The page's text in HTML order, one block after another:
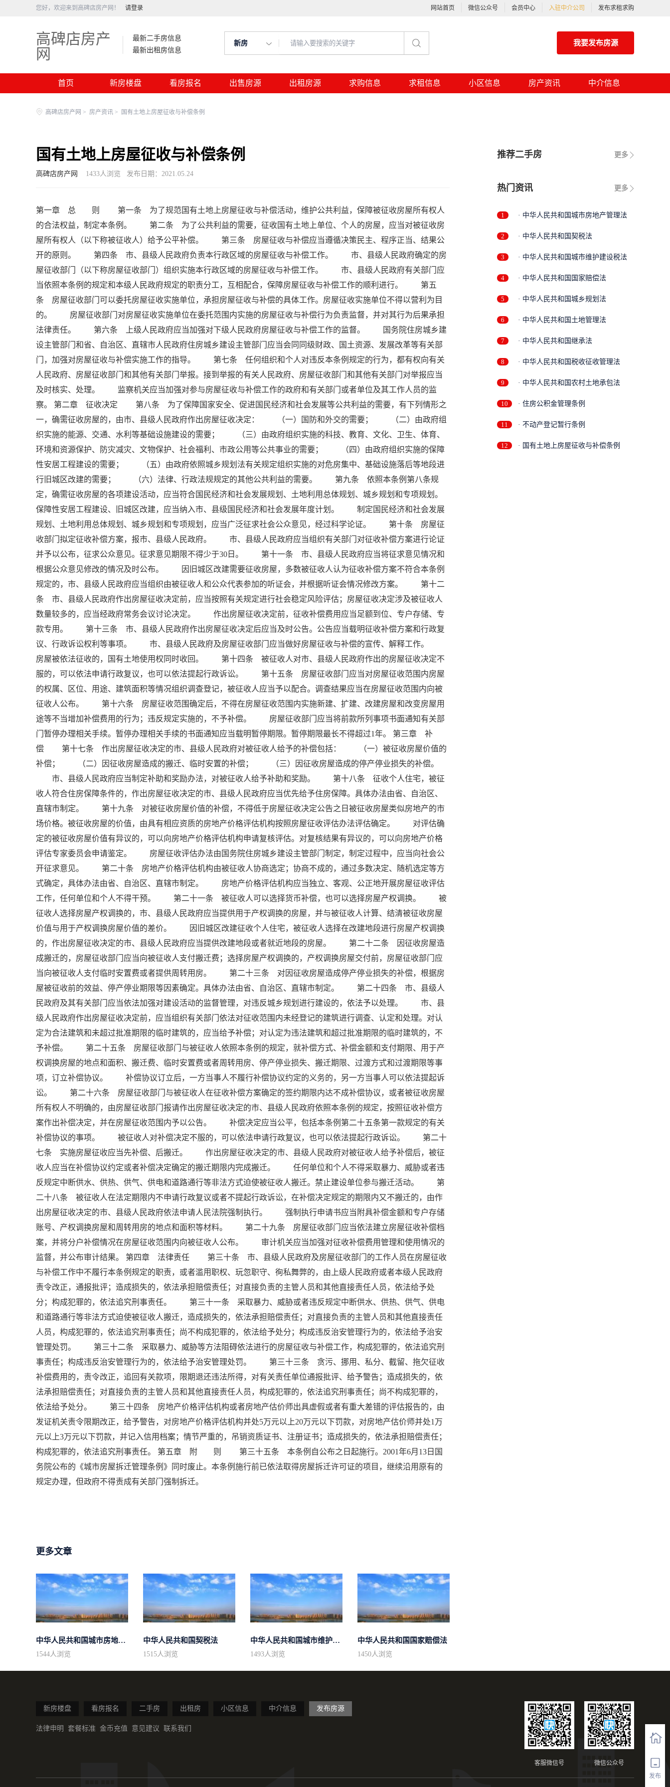
您好，欢迎来到高碑店房产网！ 请登录 网站首页 微信公众号 会员中心 入驻中介公司 发布求租求购
高碑店房产
网
最新二手房信息
最新出租房信息
新房 我要发布房源
首页 新房楼盘 看房报名 出售房源 出租房源 求购信息 求租信息 小区信息 房产资讯 中介信息
发布
高碑店房产网 > 房产资讯 > 国有土地上房屋征收与补偿条例
国有土地上房屋征收与补偿条例
高碑店房产网 1433人浏览 发布日期：2021.05.24
第一章 总 则 第一条 为了规范国有土地上房屋征收与补偿活动，维护公共利益，保障被征收房屋所有权人
的合法权益，制定本条例。 第二条 为了公共利益的需要，征收国有土地上单位、个人的房屋，应当对被征收房
屋所有权人（以下称被征收人）给予公平补偿。 第三条 房屋征收与补偿应当遵循决策民主、程序正当、结果公
开的原则。 第四条 市、县级人民政府负责本行政区域的房屋征收与补偿工作。 市、县级人民政府确定的房
屋征收部门（以下称房屋征收部门）组织实施本行政区域的房屋征收与补偿工作。 市、县级人民政府有关部门应
当依照本条例的规定和本级人民政府规定的职责分工，互相配合，保障房屋征收与补偿工作的顺利进行。 第五
条 房屋征收部门可以委托房屋征收实施单位，承担房屋征收与补偿的具体工作。房屋征收实施单位不得以营利为目
的。 房屋征收部门对房屋征收实施单位在委托范围内实施的房屋征收与补偿行为负责监督，并对其行为后果承担
法律责任。 第六条 上级人民政府应当加强对下级人民政府房屋征收与补偿工作的监督。 国务院住房城乡建
设主管部门和省、自治区、直辖市人民政府住房城乡建设主管部门应当会同同级财政、国土资源、发展改革等有关部
门，加强对房屋征收与补偿实施工作的指导。 第七条 任何组织和个人对违反本条例规定的行为，都有权向有关
人民政府、房屋征收部门和其他有关部门举报。接到举报的有关人民政府、房屋征收部门和其他有关部门对举报应当
及时核实、处理。 监察机关应当加强对参与房屋征收与补偿工作的政府和有关部门或者单位及其工作人员的监
察。 第二章 征收决定 第八条 为了保障国家安全、促进国民经济和社会发展等公共利益的需要，有下列情形之
一，确需征收房屋的，由市、县级人民政府作出房屋征收决定： （一）国防和外交的需要； （二）由政府组
织实施的能源、交通、水利等基础设施建设的需要； （三）由政府组织实施的科技、教育、文化、卫生、体育、
环境和资源保护、防灾减灾、文物保护、社会福利、市政公用等公共事业的需要； （四）由政府组织实施的保障
性安居工程建设的需要； （五）由政府依照城乡规划法有关规定组织实施的对危房集中、基础设施落后等地段进
行旧城区改建的需要； （六）法律、行政法规规定的其他公共利益的需要。 第九条 依照本条例第八条规
定，确需征收房屋的各项建设活动，应当符合国民经济和社会发展规划、土地利用总体规划、城乡规划和专项规划。
保障性安居工程建设、旧城区改建，应当纳入市、县级国民经济和社会发展年度计划。 制定国民经济和社会发展
规划、土地利用总体规划、城乡规划和专项规划，应当广泛征求社会公众意见，经过科学论证。 第十条 房屋征
收部门拟定征收补偿方案，报市、县级人民政府。 市、县级人民政府应当组织有关部门对征收补偿方案进行论证
并予以公布，征求公众意见。征求意见期限不得少于30日。 第十一条 市、县级人民政府应当将征求意见情况和
根据公众意见修改的情况及时公布。 因旧城区改建需要征收房屋，多数被征收人认为征收补偿方案不符合本条例
规定的，市、县级人民政府应当组织由被征收人和公众代表参加的听证会，并根据听证会情况修改方案。 第十二
条 市、县级人民政府作出房屋征收决定前，应当按照有关规定进行社会稳定风险评估；房屋征收决定涉及被征收人
数量较多的，应当经政府常务会议讨论决定。 作出房屋征收决定前，征收补偿费用应当足额到位、专户存储、专
款专用。 第十三条 市、县级人民政府作出房屋征收决定后应当及时公告。公告应当载明征收补偿方案和行政复
议、行政诉讼权利等事项。 市、县级人民政府及房屋征收部门应当做好房屋征收与补偿的宣传、解释工作。
房屋被依法征收的，国有土地使用权同时收回。 第十四条 被征收人对市、县级人民政府作出的房屋征收决定不
服的，可以依法申请行政复议，也可以依法提起行政诉讼。 第十五条 房屋征收部门应当对房屋征收范围内房屋
的权属、区位、用途、建筑面积等情况组织调查登记，被征收人应当予以配合。调查结果应当在房屋征收范围内向被
征收人公布。 第十六条 房屋征收范围确定后，不得在房屋征收范围内实施新建、扩建、改建房屋和改变房屋用
途等不当增加补偿费用的行为；违反规定实施的，不予补偿。 房屋征收部门应当将前款所列事项书面通知有关部
门暂停办理相关手续。暂停办理相关手续的书面通知应当载明暂停期限。暂停期限最长不得超过1年。 第三章 补
偿 第十七条 作出房屋征收决定的市、县级人民政府对被征收人给予的补偿包括： （一）被征收房屋价值的
补偿； （二）因征收房屋造成的搬迁、临时安置的补偿； （三）因征收房屋造成的停产停业损失的补偿。
市、县级人民政府应当制定补助和奖励办法，对被征收人给予补助和奖励。 第十八条 征收个人住宅，被征
收人符合住房保障条件的，作出房屋征收决定的市、县级人民政府应当优先给予住房保障。具体办法由省、自治区、
直辖市制定。 第十九条 对被征收房屋价值的补偿，不得低于房屋征收决定公告之日被征收房屋类似房地产的市
场价格。被征收房屋的价值，由具有相应资质的房地产价格评估机构按照房屋征收评估办法评估确定。 对评估确
定的被征收房屋价值有异议的，可以向房地产价格评估机构申请复核评估。对复核结果有异议的，可以向房地产价格
评估专家委员会申请鉴定。 房屋征收评估办法由国务院住房城乡建设主管部门制定，制定过程中，应当向社会公
开征求意见。 第二十条 房地产价格评估机构由被征收人协商选定；协商不成的，通过多数决定、随机选定等方
式确定，具体办法由省、自治区、直辖市制定。 房地产价格评估机构应当独立、客观、公正地开展房屋征收评估
工作，任何单位和个人不得干预。 第二十一条 被征收人可以选择货币补偿，也可以选择房屋产权调换。 被
征收人选择房屋产权调换的，市、县级人民政府应当提供用于产权调换的房屋，并与被征收人计算、结清被征收房屋
价值与用于产权调换房屋价值的差价。 因旧城区改建征收个人住宅，被征收人选择在改建地段进行房屋产权调换
的，作出房屋征收决定的市、县级人民政府应当提供改建地段或者就近地段的房屋。 第二十二条 因征收房屋造
成搬迁的，房屋征收部门应当向被征收人支付搬迁费；选择房屋产权调换的，产权调换房屋交付前，房屋征收部门应
当向被征收人支付临时安置费或者提供周转用房。 第二十三条 对因征收房屋造成停产停业损失的补偿，根据房
屋被征收前的效益、停产停业期限等因素确定。具体办法由省、自治区、直辖市制定。 第二十四条 市、县级人
民政府及其有关部门应当依法加强对建设活动的监督管理，对违反城乡规划进行建设的，依法予以处理。 市、县
级人民政府作出房屋征收决定前，应当组织有关部门依法对征收范围内未经登记的建筑进行调查、认定和处理。对认
定为合法建筑和未超过批准期限的临时建筑的，应当给予补偿；对认定为违法建筑和超过批准期限的临时建筑的，不
予补偿。 第二十五条 房屋征收部门与被征收人依照本条例的规定，就补偿方式、补偿金额和支付期限、用于产
权调换房屋的地点和面积、搬迁费、临时安置费或者周转用房、停产停业损失、搬迁期限、过渡方式和过渡期限等事
项，订立补偿协议。 补偿协议订立后，一方当事人不履行补偿协议约定的义务的，另一方当事人可以依法提起诉
讼。 第二十六条 房屋征收部门与被征收人在征收补偿方案确定的签约期限内达不成补偿协议，或者被征收房屋
所有权人不明确的，由房屋征收部门报请作出房屋征收决定的市、县级人民政府依照本条例的规定，按照征收补偿方
案作出补偿决定，并在房屋征收范围内予以公告。 补偿决定应当公平，包括本条例第二十五条第一款规定的有关
补偿协议的事项。 被征收人对补偿决定不服的，可以依法申请行政复议，也可以依法提起行政诉讼。 第二十
七条 实施房屋征收应当先补偿、后搬迁。 作出房屋征收决定的市、县级人民政府对被征收人给予补偿后，被征
收人应当在补偿协议约定或者补偿决定确定的搬迁期限内完成搬迁。 任何单位和个人不得采取暴力、威胁或者违
反规定中断供水、供热、供气、供电和道路通行等非法方式迫使被征收人搬迁。禁止建设单位参与搬迁活动。 第
二十八条 被征收人在法定期限内不申请行政复议或者不提起行政诉讼，在补偿决定规定的期限内又不搬迁的，由作
出房屋征收决定的市、县级人民政府依法申请人民法院强制执行。 强制执行申请书应当附具补偿金额和专户存储
账号、产权调换房屋和周转用房的地点和面积等材料。 第二十九条 房屋征收部门应当依法建立房屋征收补偿档
案，并将分户补偿情况在房屋征收范围内向被征收人公布。 审计机关应当加强对征收补偿费用管理和使用情况的
监督，并公布审计结果。 第四章 法律责任 第三十条 市、县级人民政府及房屋征收部门的工作人员在房屋征收
与补偿工作中不履行本条例规定的职责，或者滥用职权、玩忽职守、徇私舞弊的，由上级人民政府或者本级人民政府
责令改正，通报批评；造成损失的，依法承担赔偿责任；对直接负责的主管人员和其他直接责任人员，依法给予处
分；构成犯罪的，依法追究刑事责任。 第三十一条 采取暴力、威胁或者违反规定中断供水、供热、供气、供电
和道路通行等非法方式迫使被征收人搬迁，造成损失的，依法承担赔偿责任；对直接负责的主管人员和其他直接责任
人员，构成犯罪的，依法追究刑事责任；尚不构成犯罪的，依法给予处分；构成违反治安管理行为的，依法给予治安
管理处罚。 第三十二条 采取暴力、威胁等方法阻碍依法进行的房屋征收与补偿工作，构成犯罪的，依法追究刑
事责任；构成违反治安管理行为的，依法给予治安管理处罚。 第三十三条 贪污、挪用、私分、截留、拖欠征收
补偿费用的，责令改正，追回有关款项，限期退还违法所得，对有关责任单位通报批评、给予警告；造成损失的，依
法承担赔偿责任；对直接负责的主管人员和其他直接责任人员，构成犯罪的，依法追究刑事责任；尚不构成犯罪的，
依法给予处分。 第三十四条 房地产价格评估机构或者房地产估价师出具虚假或者有重大差错的评估报告的，由
发证机关责令限期改正，给予警告，对房地产价格评估机构并处5万元以上20万元以下罚款，对房地产估价师并处1万
元以上3万元以下罚款，并记入信用档案；情节严重的，吊销资质证书、注册证书；造成损失的，依法承担赔偿责任；
构成犯罪的，依法追究刑事责任。 第五章 附 则 第三十五条 本条例自公布之日起施行。2001年6月13日国
务院公布的《城市房屋拆迁管理条例》同时废止。本条例施行前已依法取得房屋拆迁许可证的项目，继续沿用原有的
规定办理，但政府不得责成有关部门强制拆迁。
更多文章
中华人民共和国城市房地产管理法
1544人浏览
中华人民共和国契税法
1515人浏览
中华人民共和国城市维护建设税法
1493人浏览
中华人民共和国国家赔偿法
1450人浏览
更多
推荐二手房
更多
热门资讯
1 · 中华人民共和国城市房地产管理法
2 · 中华人民共和国契税法
3 · 中华人民共和国城市维护建设税法
4 · 中华人民共和国国家赔偿法
5 · 中华人民共和国城乡规划法
6 · 中华人民共和国土地管理法
7 · 中华人民共和国继承法
8 · 中华人民共和国税收征收管理法
9 · 中华人民共和国农村土地承包法
10 · 住房公积金管理条例
11 · 不动产登记暂行条例
12 · 国有土地上房屋征收与补偿条例
新房楼盘 看房报名 二手房 出租房 小区信息 中介信息 发布房源
法律申明 套餐标准 金币充值 意见建议 联系我们
微信公众号
客服微信号